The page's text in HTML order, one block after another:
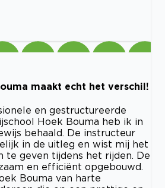
maakt echt het verschil!
en gestructureerde
Hoek Bouma heb ik in
behaald. De instructeur
in de uitleg en wist mij het
te geven tijdens het rijden. De
en efficiënt opgebouwd.
Bouma van harte